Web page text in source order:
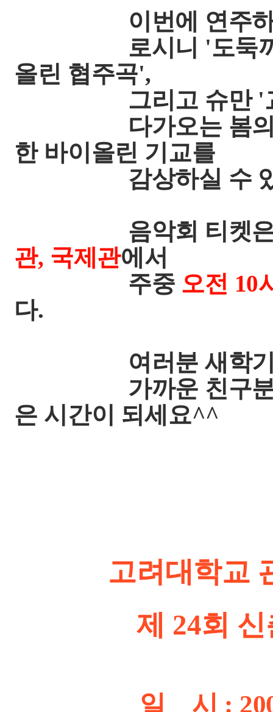
이번에 연주하
로시니 '도둑까치
올린 협주곡',
그리고 슈만 '교
다가오는 봄의 느
한 바이올린 기교를
감상하실 수 있는
음악회 티켓
관, 국제관에서
주중 오전 10
다.
여러분 새학기
가까운 친구분과
은 시간이 되세요^^
고려대학교 관
제 24회 신춘
일 시 : 2008년